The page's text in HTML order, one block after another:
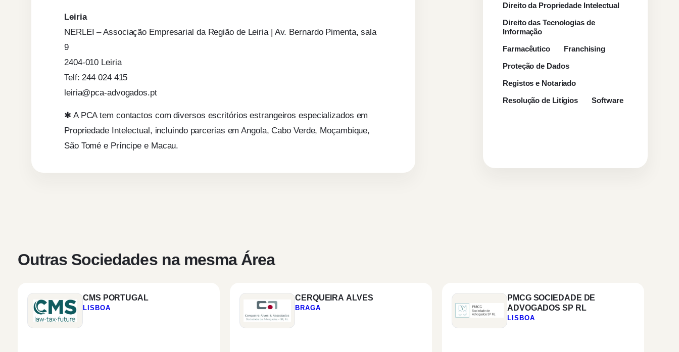
Leiria
NERLEI – Associação Empresarial da Região de Leiria | Av. Bernardo Pimenta, sala
9
2404-010 Leiria
Telf: 244 024 415
leiria@pca-advogados.pt
✱ A PCA tem contactos com diversos escritórios estrangeiros especializados em
Propriedade Intelectual, incluindo parcerias em Angola, Cabo Verde, Moçambique,
São Tomé e Príncipe e Macau.
Direito da Propriedade Intelectual
Direito das Tecnologias de
Informação
Farmacêutico
Franchising
Proteção de Dados
Registos e Notariado
Resolução de Litígios
Software
Outras Sociedades na mesma Área
CMS PORTUGAL
LISBOA
CERQUEIRA ALVES
BRAGA
PMCG SOCIEDADE DE
ADVOGADOS SP RL
LISBOA